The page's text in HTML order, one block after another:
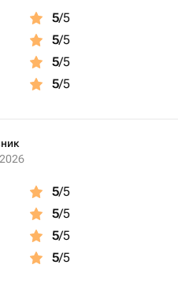
5/5
5/5
5/5
5/5
5/5
5/5
5/5
5/5